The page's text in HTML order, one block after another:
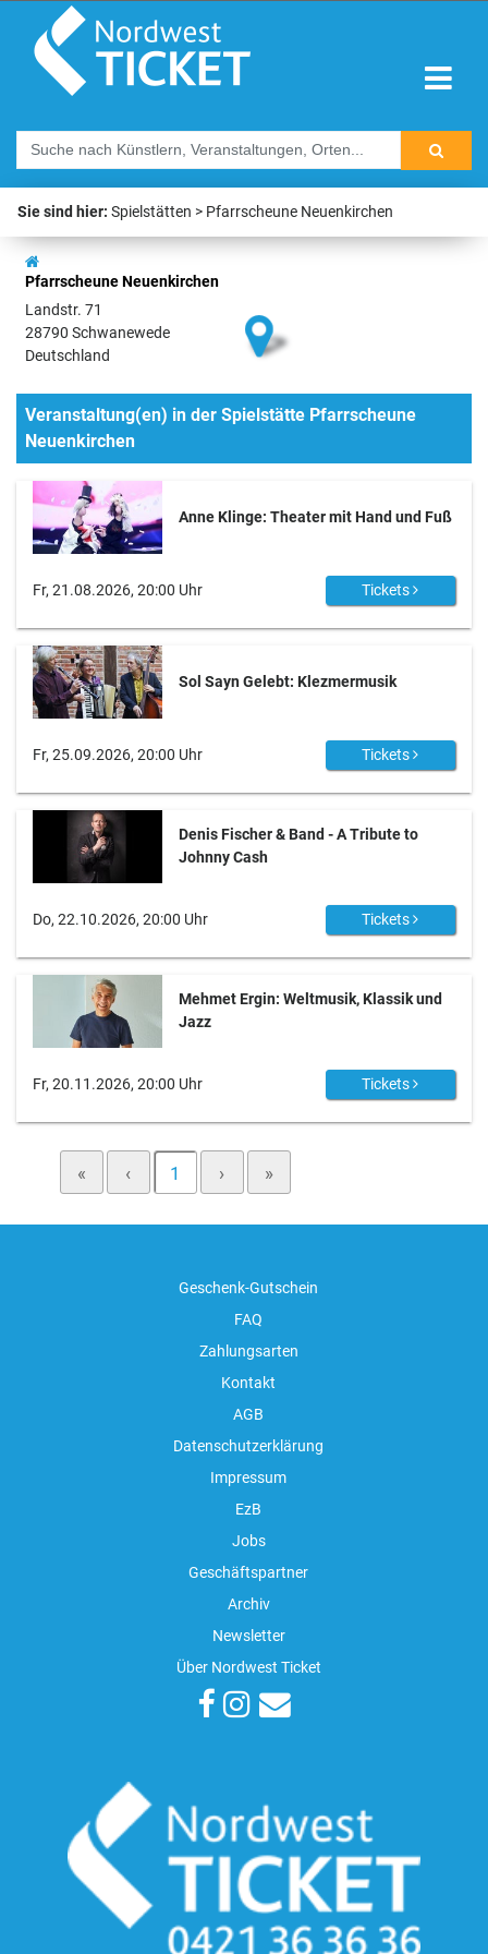
Sie sind hier: Spielstätten Pfarrscheune Neuenkirchen
Pfarrscheune Neuenkirchen
Landstr. 71
28790 Schwanewede
Deutschland
Veranstaltung(en) in der Spielstätte Pfarrscheune
Neuenkirchen
Anne Klinge: Theater mit Hand und Fuß
Fr, 21.08.2026, 20:00 Uhr Tickets
Sol Sayn Gelebt: Klezmermusik
Fr, 25.09.2026, 20:00 Uhr Tickets
Denis Fischer & Band - A Tribute to
Johnny Cash
Do, 22.10.2026, 20:00 Uhr Tickets
Mehmet Ergin: Weltmusik, Klassik und
Jazz
Fr, 20.11.2026, 20:00 Uhr Tickets
« ‹ 1 › »
Geschenk-Gutschein
FAQ
Zahlungsarten
Kontakt
AGB
Datenschutzerklärung
Impressum
EzB
Jobs
Geschäftspartner
Archiv
Newsletter
Über Nordwest Ticket